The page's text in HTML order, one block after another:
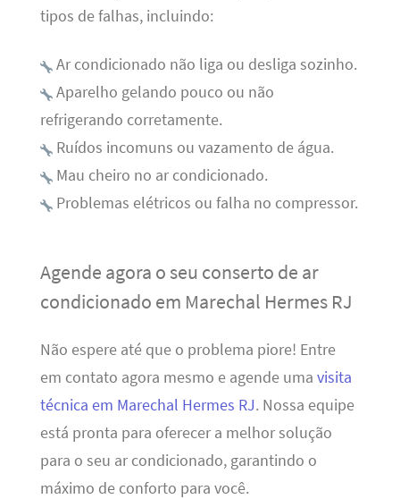
tipos de falhas, incluindo:
Ar condicionado não liga ou desliga sozinho.
Aparelho gelando pouco ou não
refrigerando corretamente.
Ruídos incomuns ou vazamento de água.
Mau cheiro no ar condicionado.
Problemas elétricos ou falha no compressor.
Agende agora o seu conserto de ar
condicionado em Marechal Hermes RJ
Não espere até que o problema piore! Entre
em contato agora mesmo e agende uma visita
técnica em Marechal Hermes RJ. Nossa equipe
está pronta para oferecer a melhor solução
para o seu ar condicionado, garantindo o
máximo de conforto para você.